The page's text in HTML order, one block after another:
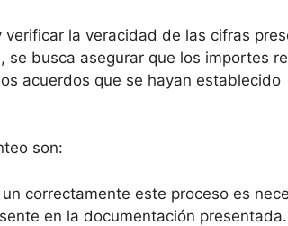
la veracidad de las cifras
busca asegurar que los importes
acuerdos que se hayan establecido
son:
correctamente este proceso es
en la documentación presentada.